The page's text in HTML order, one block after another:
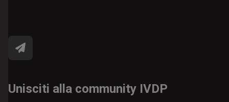
Unisciti alla community IVDP